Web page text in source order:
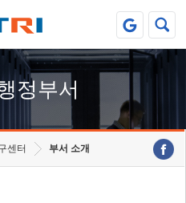
정부서
센터 부서 소개